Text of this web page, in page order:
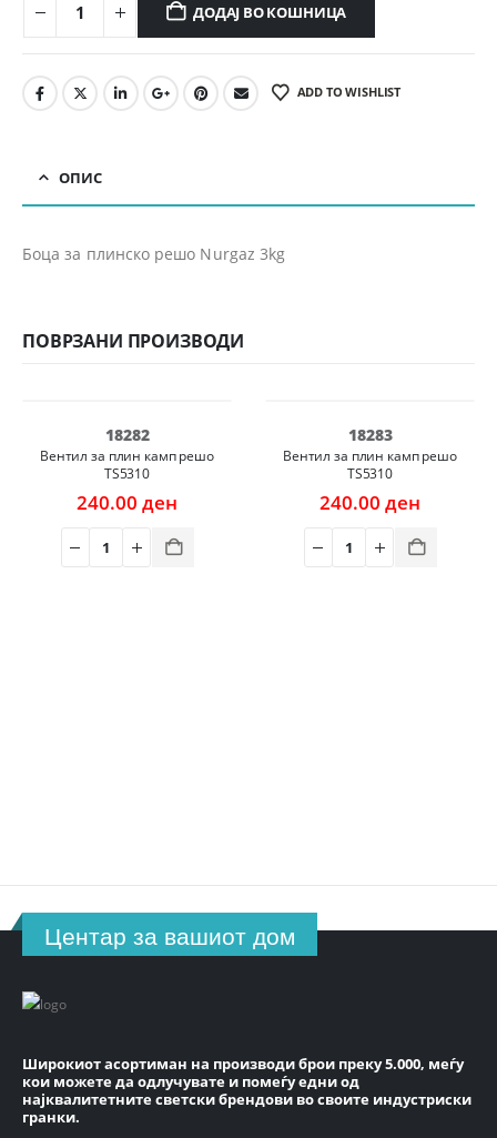
ДОДАЈ ВО КОШНИЦА
ADD TO WISHLIST
ОПИС
Боца за плинско решо Nurgaz 3kg
ПОВРЗАНИ ПРОИЗВОДИ
18282
Вентил за плин камп решо
TS5310
240.00 ден
18283
Вентил за плин камп решо
TS5310
240.00 ден
Центар за вашиот дом
Широкиот асортиман на производи брои преку 5.000, меѓу
кои можете да одлучувате и помеѓу едни од
најквалитетните светски брендови во своите индустриски
гранки.